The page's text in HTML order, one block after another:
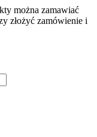
można zamawiać
złożyć zamówienie i